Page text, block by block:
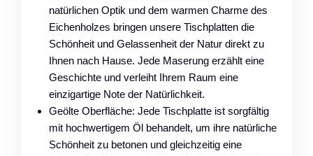
natürlichen Optik und dem warmen Charme des
Eichenholzes bringen unsere Tischplatten die
Schönheit und Gelassenheit der Natur direkt zu
Ihnen nach Hause. Jede Maserung erzählt eine
Geschichte und verleiht Ihrem Raum eine
einzigartige Note der Natürlichkeit.
Geölte Oberfläche: Jede Tischplatte ist sorgfältig
mit hochwertigem Öl behandelt, um ihre natürliche
Schönheit zu betonen und gleichzeitig eine